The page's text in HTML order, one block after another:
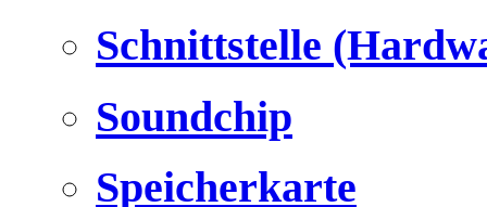
Schnittstelle
Soundchip
Speicherkarte